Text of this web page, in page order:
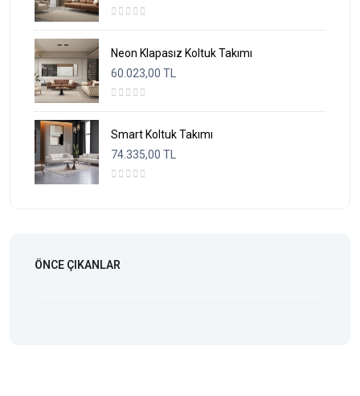
Neon Klapasız Koltuk Takımı
60.023,00 TL
Smart Koltuk Takımı
74.335,00 TL
ÖNCE ÇIKANLAR